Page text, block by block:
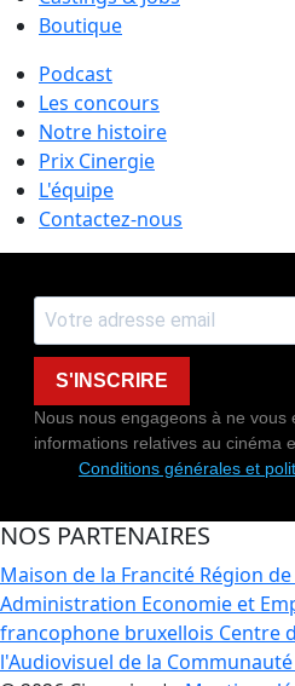
Boutique
Podcast
Les concours
Notre histoire
Prix Cinergie
L'équipe
Contactez-nous
S'INSCRIRE
Nous nous engageons à ne vous
informations relatives au cinéma
Conditions générales et
NOS PARTENAIRES
Maison de la Francité Région
Administration Economie et
francophone bruxellois Centre
l'Audiovisuel de la